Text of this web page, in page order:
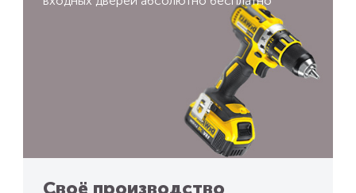
Своё производство